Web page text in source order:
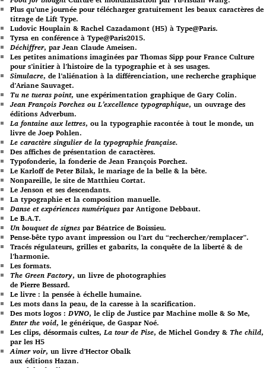
Plus qu’une journée pour télécharger gratuitement les beaux caractères de
titrage de Lift Type.
Ludovic Houplain & Rachel Cazadamont (H5) à Type@Paris.
Tyrsa en conférence à Type@Paris2015.
Déchiffrer, par Jean Claude Ameisen.
Les petites animations imaginées par Thomas Sipp pour France Culture
pour s’initier à l’histoire de la typographie et à ses usages.
Simulacre, de l’aliénation à la différenciation, une recherche graphique
d’Ariane Sauvaget.
Tu ne tueras point, une expérimentation graphique de Gary Colin.
Jean François Porchez ou L’excellence typographique, un ouvrage des
éditions Adverbum.
La fontaine aux lettres, ou la typographie racontée à tout le monde, un
livre de Joep Pohlen.
Le caractère singulier de la typographie française.
Des affiches de présentation de caractères.
Typofonderie, la fonderie de Jean François Porchez.
Le Karloff de Peter Bilak, le mariage de la belle & la bête.
Nonpareille, le site de Matthieu Cortat.
Le Jenson et ses descendants.
La typographie et la composition manuelle.
Danse et expériences numériques par Antigone Debbaut.
Le B.A.T.
Un bouquet de signes par Béatrice de Boissieu.
Pense-bête typo avant impression ou l’art du “rechercher/remplacer”.
Tracés régulateurs, grilles et gabarits, la conquête de la liberté & de
l’harmonie.
Les formats.
The Green Factory, un livre de photographies
de Pierre Bessard.
Le livre : la pensée à échelle humaine.
Les mots dans la peau, de la caresse à la scarification.
Des mots logos :DVNO, le clip de Justice par Machine molle & So Me,
Enter the void, le générique, de Gaspar Noé.
Les clips, désormais cultes,La tour de Pise, de Michel Gondry & The child,
par les H5
Aimer voir, un livre d’Hector Obalk
aux éditions Hazan.